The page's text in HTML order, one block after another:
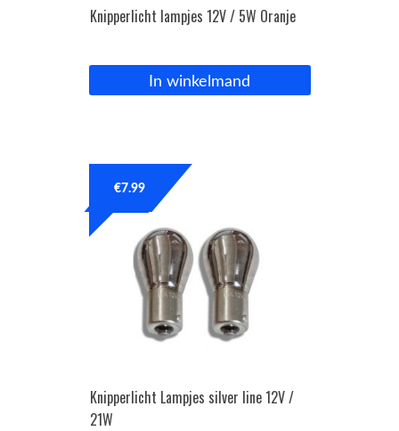
Inloggen / Registreren
Knipperlicht lampjes 12V / 5W Oranje
In winkelmand
Knipperlicht Lampjes silver line 12V /
21W
€7.99